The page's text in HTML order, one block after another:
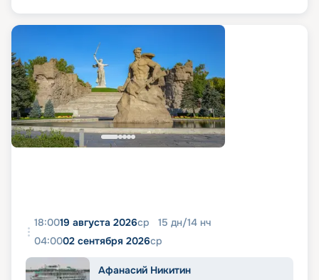
18:0019 августа 2026ср 15 дн/14 нч
04:0002 сентября 2026ср
Афанасий Никитин